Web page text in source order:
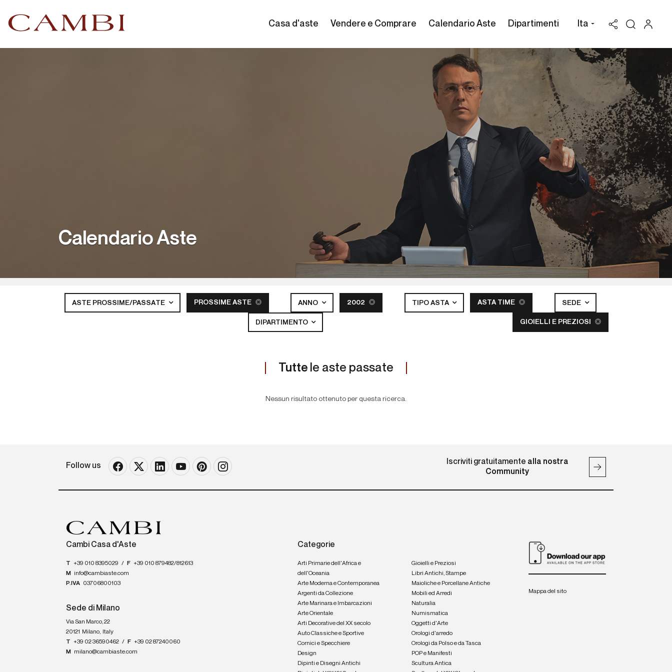
Casa d'aste Vendere e Comprare Calendario Aste Dipartimenti Ita
Calendario Aste
ASTE PROSSIME/PASSATE PROSSIME ASTE ANNO 2002 TIPO ASTA ASTA TIME SEDE
DIPARTIMENTO GIOIELLI E PREZIOSI
Tutte le aste passate
Nessun risultato ottenuto per questa ricerca.
Follow us Iscriviti gratuitamente alla nostra
Community
Cambi Casa d'Aste
T +39 010 8395029 / F +39 010 879482/812613
M
info@cambiaste.com
P.IVA 03706800103
Sede di Milano
Via San Marco, 22
20121
Milano, Italy
T +39 02 36590462 / F +39 02 87240060
M
milano@cambiaste.com
Categorie
Arti Primarie dell'Africa e
dell'Oceania
Arte Moderna e Contemporanea
Argenti da Collezione
Arte Marinara e Imbarcazioni
Arte Orientale
Arti Decorative del XX secolo
Auto Classiche e Sportive
Cornici e Specchiere
Design
Dipinti e Disegni Antichi
Gioielli e Preziosi
Libri Antichi, Stampe
Maioliche e Porcellane Antiche
Mobili ed Arredi
Naturalia
Numismatica
Oggetti d'Arte
Orologi d'arredo
Orologi da Polso e da Tasca
POP e Manifesti
Scultura Antica
Mappa del sito